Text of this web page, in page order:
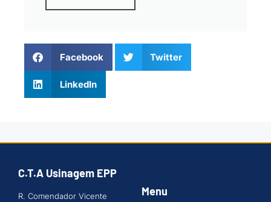
Facebook Twitter
LinkedIn
C.T.A Usinagem EPP
R. Comendador Vicente
Menu